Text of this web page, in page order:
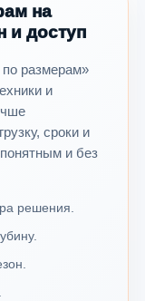
на
и доступ
размерам»
и
сроки и
и без
решения.